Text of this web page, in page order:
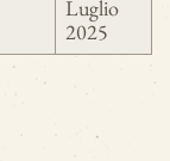
Luglio
2025